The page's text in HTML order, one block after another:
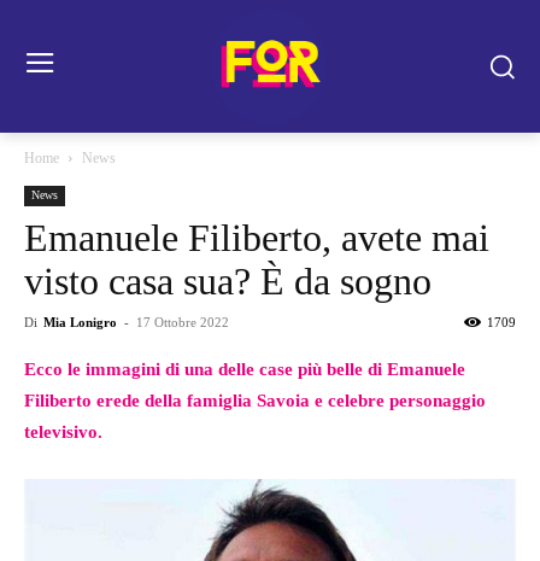
Home News
News
Emanuele Filiberto, avete mai
visto casa sua? È da sogno
Di Mia Lonigro - 17 Ottobre 2022 1709
Ecco le immagini di una delle case più belle di Emanuele
Filiberto erede della famiglia Savoia e celebre personaggio
televisivo.